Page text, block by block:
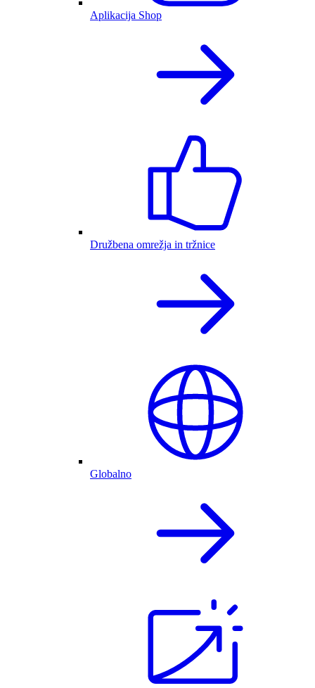
Aplikacija Shop
Družbena omrežja in tržnice
Globalno